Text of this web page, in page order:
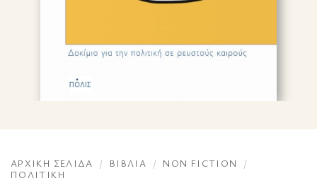
ΑΡΧΙΚΉ ΣΕΛΊΔΑ / ΒΙΒΛΊΑ / NON FICTION
/
ΠΟΛΙΤΙΚΉ